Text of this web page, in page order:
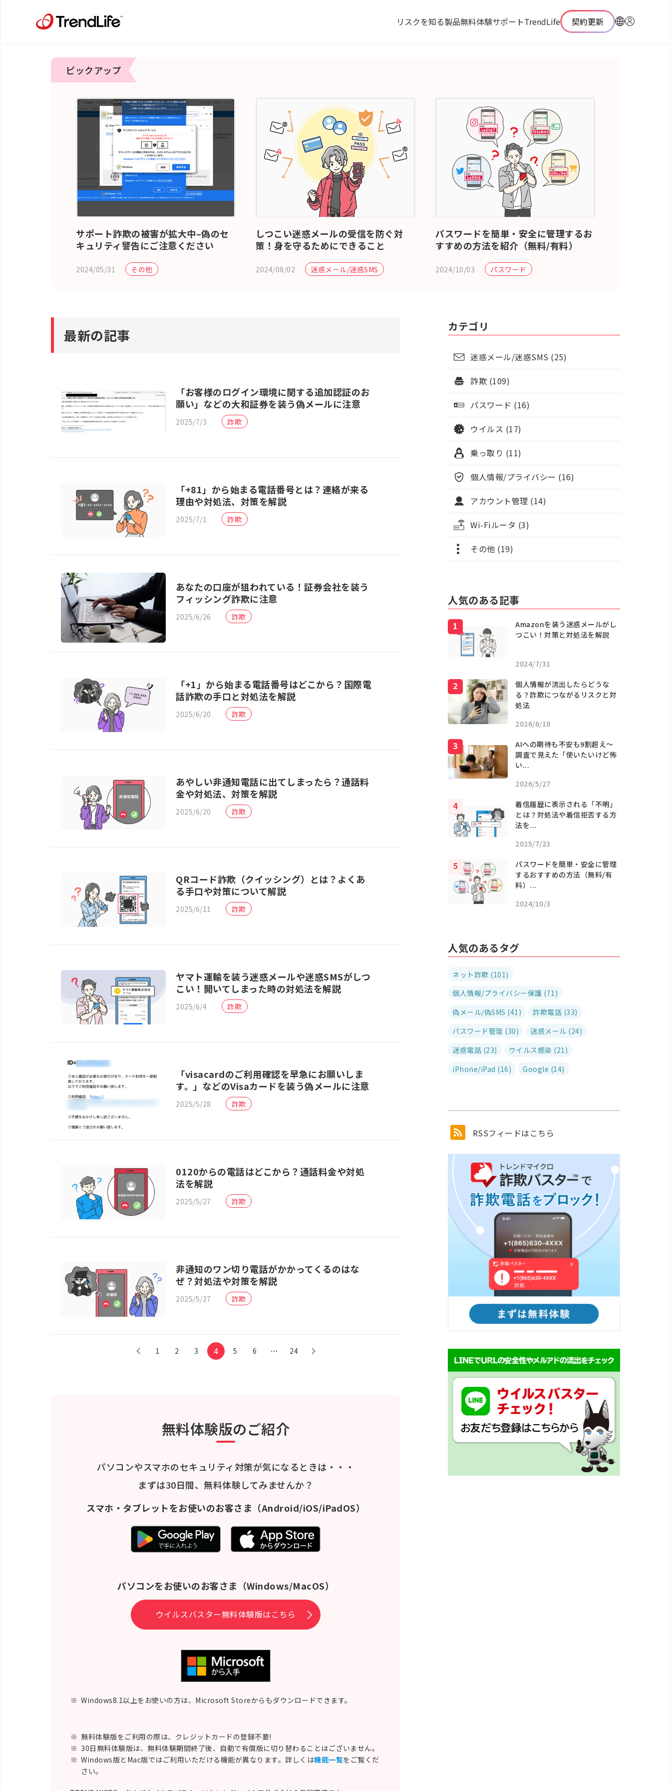
リスクを知る製品無料体験サポートTrendLife 契約更新
ピックアップ
サポート詐欺の被害が拡大中–偽のセ
キュリティ警告にご注意ください
2024/05/31 その他
しつこい迷惑メールの受信を防ぐ対
策！身を守るためにできること
2024/08/02 迷惑メール/迷惑SMS
パスワードを簡単・安全に管理するお
すすめの方法を紹介（無料/有料）
2024/10/03 パスワード
最新の記事
「お客様のログイン環境に関する追加認証のお
願い」などの大和証券を装う偽メールに注意
2025/7/3 詐欺
「+81」から始まる電話番号とは？連絡が来る
理由や対処法、対策を解説
2025/7/1 詐欺
あなたの口座が狙われている！証券会社を装う
フィッシング詐欺に注意
2025/6/26 詐欺
「+1」から始まる電話番号はどこから？国際電
話詐欺の手口と対処法を解説
2025/6/20 詐欺
あやしい非通知電話に出てしまったら？通話料
金や対処法、対策を解説
2025/6/20 詐欺
QRコード詐欺（クイッシング）とは？よくあ
る手口や対策について解説
2025/6/11 詐欺
ヤマト運輸を装う迷惑メールや迷惑SMSがしつ
こい！開いてしまった時の対処法を解説
2025/6/4 詐欺
「visacardのご利用確認を早急にお願いしま
す。」などのVisaカードを装う偽メールに注意
2025/5/28 詐欺
0120からの電話はどこから？通話料金や対処
法を解説
2025/5/27 詐欺
非通知のワン切り電話がかかってくるのはな
ぜ？対処法や対策を解説
2025/5/27 詐欺
1 2 3 4 5 6 … 24
無料体験版のご紹介
パソコンやスマホのセキュリティ対策が気になるときは・・・
まずは30日間、無料体験してみませんか？
スマホ・タブレットをお使いのお客さま （Android/iOS/iPadOS）
パソコンをお使いのお客さま （Windows/MacOS）
ウイルスバスター無料体験版はこちら
※ Windows8.1以上をお使いの方は、Microsoft Storeからもダウンロードできます。
※ 無料体験版をご利用の際は、クレジットカードの登録不要!
※ 30日無料体験版は、無料体験期間終了後、自動で有償版に切り替わることはございません。
※ Windows版とMac版ではご利用いただける機能が異なります。詳しくは機能一覧をご覧くだ
さい。
カテゴリ
迷惑メール/迷惑SMS (25)
詐欺 (109)
パスワード (16)
ウイルス (17)
乗っ取り (11)
個人情報/プライバシー (16)
アカウント管理 (14)
Wi-Fiルータ (3)
その他 (19)
人気のある記事
Amazonを装う迷惑メールがし
つこい！対策と対処法を解説
2024/7/31
個人情報が流出したらどうな
る？詐欺につながるリスクと対
処法
2026/6/18
AIへの期待も不安も9割超え〜
調査で見えた「使いたいけど怖
い...
2026/5/27
着信履歴に表示される「不明」
とは？対処法や着信拒否する方
法を...
2025/7/23
パスワードを簡単・安全に管理
するおすすめの方法（無料/有
料）...
2024/10/3
人気のあるタグ
ネット詐欺 (101)
個人情報/プライバシー保護 (71)
偽メール/偽SMS (41)
詐欺電話 (33)
パスワード管理 (30)
迷惑メール (24)
迷惑電話 (23)
ウイルス感染 (21)
iPhone/iPad (16)
Google (14)
RSSフィードはこちら